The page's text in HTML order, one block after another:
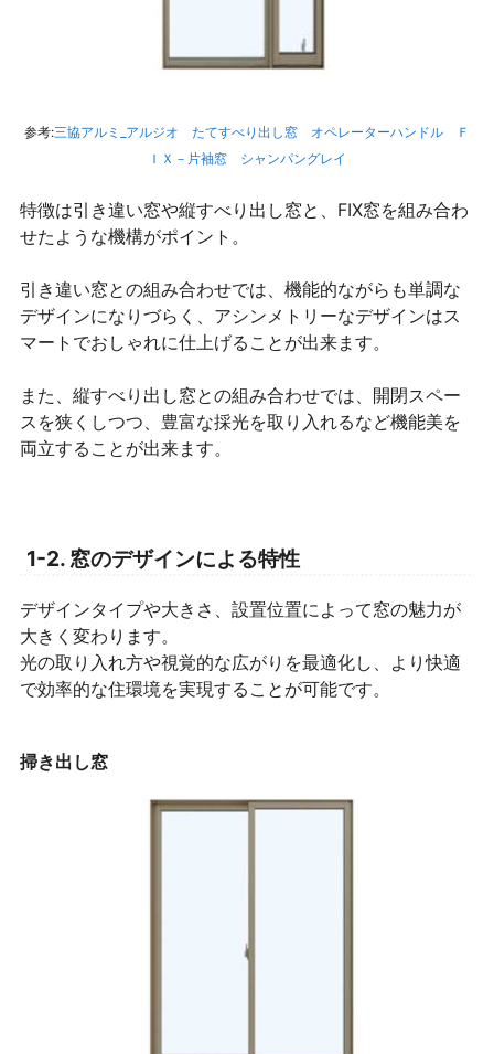
参考:三協アルミ_アルジオ たてすべり出し窓 オペレーターハンドル Ｆ
ＩＸ－片袖窓 シャンパングレイ
特徴は引き違い窓や縦すべり出し窓と、FIX窓を組み合わ
せたような機構がポイント。
引き違い窓との組み合わせでは、機能的ながらも単調な
デザインになりづらく、アシンメトリーなデザインはス
マートでおしゃれに仕上げることが出来ます。
また、縦すべり出し窓との組み合わせでは、開閉スペー
スを狭くしつつ、豊富な採光を取り入れるなど機能美を
両立することが出来ます。
1-2. 窓のデザインによる特性
デザインタイプや大きさ、設置位置によって窓の魅力が
大きく変わります。
光の取り入れ方や視覚的な広がりを最適化し、より快適
で効率的な住環境を実現することが可能です。
掃き出し窓